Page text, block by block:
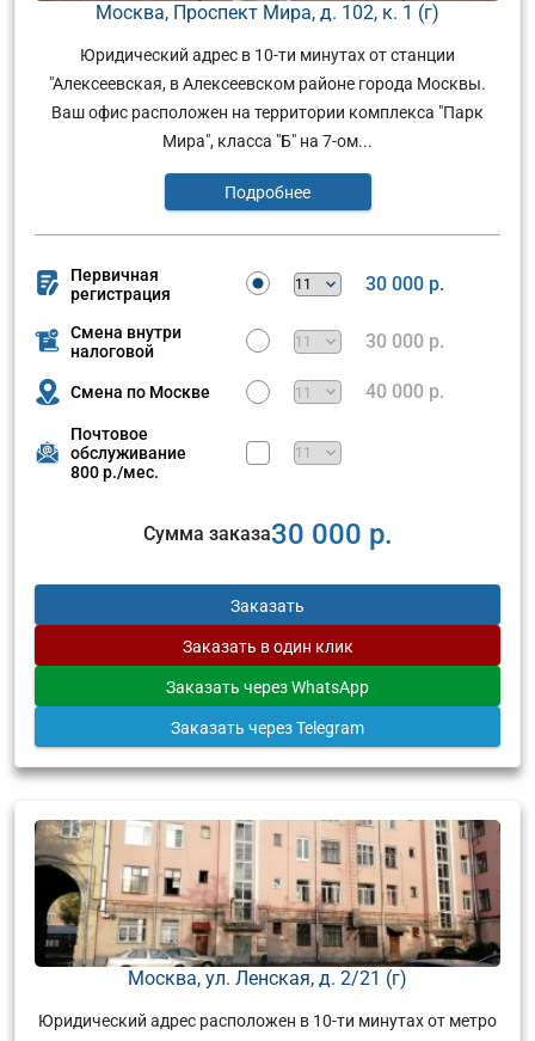
Москва, Проспект Мира, д. 102, к. 1 (г)
Юридический адрес в 10-ти минутах от станции
"Алексеевская, в Алексеевском районе города Москвы.
Ваш офис расположен на территории комплекса "Парк
Мира", класса "Б" на 7-ом...
Подробнее
Первичная
регистрация
30 000 р.
Смена внутри
налоговой
30 000 р.
Смена по Москве 40 000 р.
Почтовое
обслуживание
800 р./мес.
Сумма заказа30 000 р.
Заказать
Заказать в один клик
Заказать через WhatsApp
Заказать через Telegram
Москва, ул. Ленская, д. 2/21 (г)
Юридический адрес расположен в 10-ти минутах от метро